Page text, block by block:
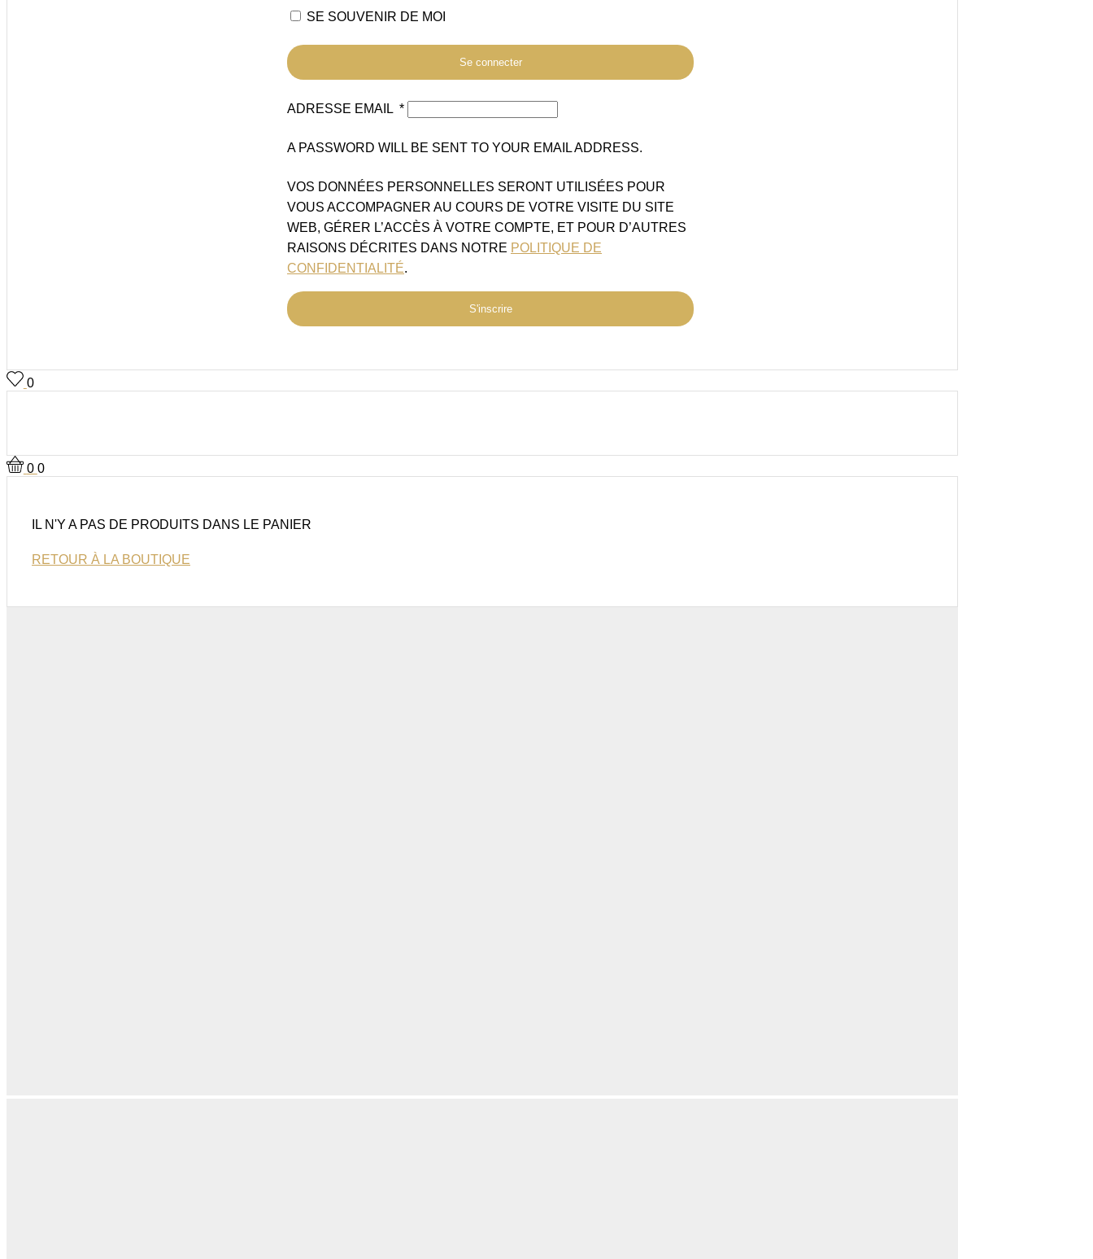
SE SOUVENIR DE MOI
Se connecter
ADRESSE EMAIL *
A PASSWORD WILL BE SENT TO YOUR EMAIL ADDRESS.
VOS DONNÉES PERSONNELLES SERONT UTILISÉES POUR
VOUS ACCOMPAGNER AU COURS DE VOTRE VISITE DU SITE
WEB, GÉRER L’ACCÈS À VOTRE COMPTE, ET POUR D’AUTRES
RAISONS DÉCRITES DANS NOTRE POLITIQUE DE
CONFIDENTIALITÉ.
S'inscrire
0
0 0
IL N'Y A PAS DE PRODUITS DANS LE PANIER
RETOUR À LA BOUTIQUE